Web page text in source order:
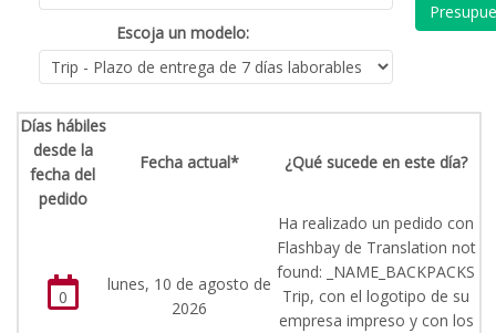
Escoja un modelo:
Días hábiles
desde la
fecha del
pedido
Fecha actual* ¿Qué sucede en este día?
0
lunes, 10 de agosto de
2026
Ha realizado un pedido con
Flashbay de Translation not
found: _NAME_BACKPACKS
Trip, con el logotipo de su
empresa impreso y con los